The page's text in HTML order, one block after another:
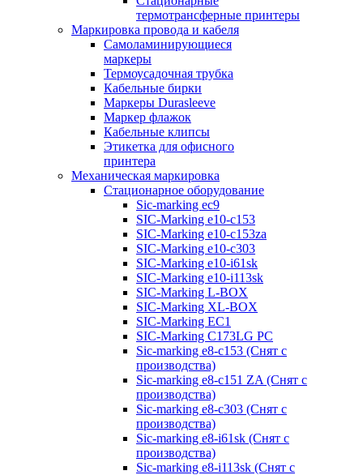
термотрансферные принтеры
Маркировка провода и кабеля
Самоламинирующиеся
маркеры
Термоусадочная трубка
Кабельные бирки
Маркеры Durasleeve
Маркер флажок
Кабельные клипсы
Этикетка для офисного
принтера
Механическая маркировка
Стационарное оборудование
Sic-marking ec9
SIC-Marking e10-c153
SIC-Marking e10-c153za
SIC-Marking e10-c303
SIC-Marking e10-i61sk
SIC-Marking e10-i113sk
SIC-Marking L-BOX
SIC-Marking XL-BOX
SIC-Marking EC1
SIC-Marking C173LG PC
Sic-marking e8-c153 (Снят с
производства)
Sic-marking e8-c151 ZA (Снят с
производства)
Sic-marking e8-c303 (Снят с
производства)
Sic-marking e8-i61sk (Снят с
производства)
Sic-marking e8-i113sk (Снят с